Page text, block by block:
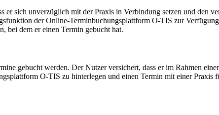
sich unverzüglich mit der Praxis in Verbindung setzen und den
der Online-Terminbuchungsplattform O-TIS zur
bei dem er einen Termin gebucht hat.
gebucht werden. Der Nutzer versichert, dass er im Rahmen
O-TIS zu hinterlegen und einen Termin mit einer Praxis